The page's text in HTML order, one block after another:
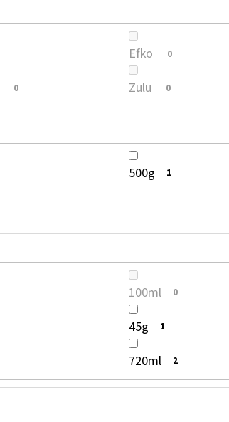
Efko 0
0 Zulu 0
500g 1
100ml 0
45g 1
720ml 2